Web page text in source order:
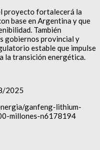
proyecto fortalecerá la
base en Argentina y que
También
gobiernos provincial y
estable que impulse
la transición energética.
2025
ganfeng-lithium-
millones-n6178194